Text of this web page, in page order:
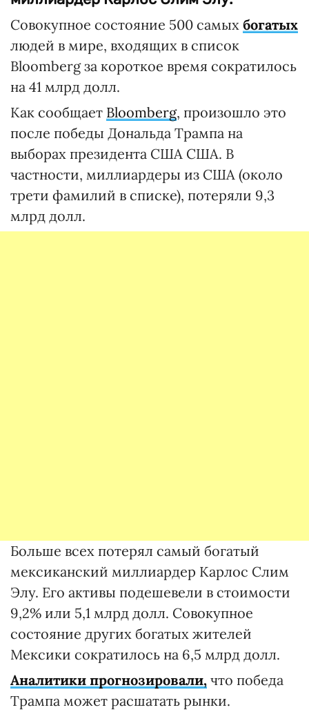
Совокупное состояние 500 самых богатых
людей в мире, входящих в список
Bloomberg за короткое время сократилось
на 41 млрд долл.
Как сообщает Bloomberg, произошло это
после победы Дональда Трампа на
выборах президента США США. В
частности, миллиардеры из США (около
трети фамилий в списке), потеряли 9,3
млрд долл.
Больше всех потерял самый богатый
мексиканский миллиардер Карлос Слим
Элу. Его активы подешевели в стоимости
9,2% или 5,1 млрд долл. Совокупное
состояние других богатых жителей
Мексики сократилось на 6,5 млрд долл.
Аналитики прогнозировали, что победа
Трампа может расшатать рынки.